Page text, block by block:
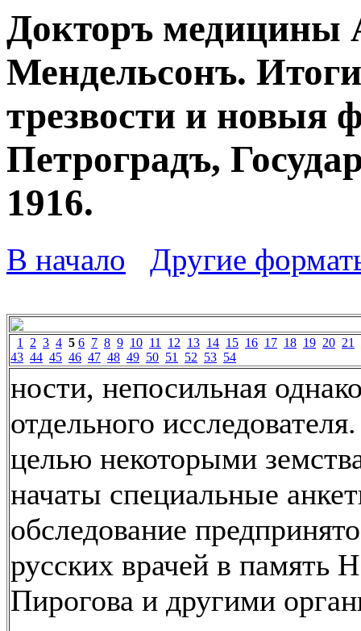
Докторъ медицины
Мендельсонъ.
трезвости и новыя
Петроградъ,
1916.
В начало Другие
1 2 3 4 5 6 7 8 9 10 11 12 13 14 15 16 17 18 19 20 21
43 44 45 46 47 48 49 50 51 52 53 54
ности, непосильная
отдельного
целью некоторыми
начаты специальные
обследование
русских врачей в память
Пирогова и другими